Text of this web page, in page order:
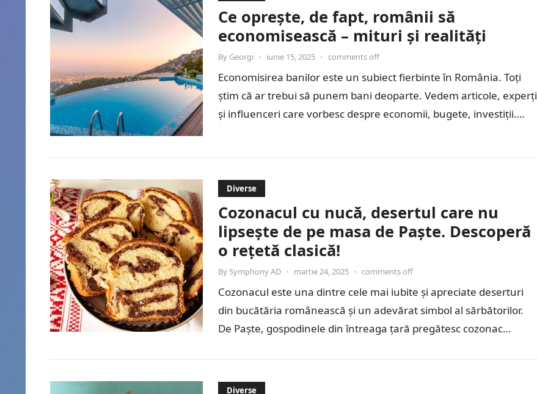
Ce oprește, de fapt, românii să
economisească – mituri și realități
By Georgi • iunie 15, 2025 • comments off
Economisirea banilor este un subiect fierbinte în România. Toți
știm că ar trebui să punem bani deoparte. Vedem articole, experți
și influenceri care vorbesc despre economii, bugete, investiții….
Diverse
Cozonacul cu nucă, desertul care nu
lipsește de pe masa de Paște. Descoperă
o rețetă clasică!
By Symphony AD • martie 24, 2025 • comments off
Cozonacul este una dintre cele mai iubite și apreciate deserturi
din bucătăria românească și un adevărat simbol al sărbătorilor.
De Paște, gospodinele din întreaga țară pregătesc cozonac
Diverse